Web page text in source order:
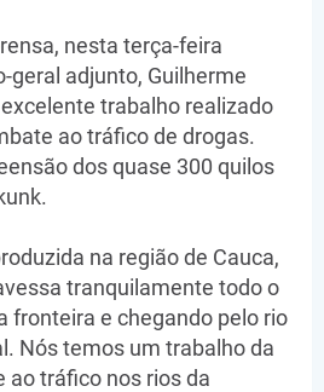
nesta terça-feira
geral adjunto, Guilherme
trabalho realizado
ao tráfico de drogas.
dos quase 300 quilos
na região de Cauca,
tranquilamente todo o
fronteira e chegando pelo rio
Nós temos um trabalho da
ao tráfico nos rios da